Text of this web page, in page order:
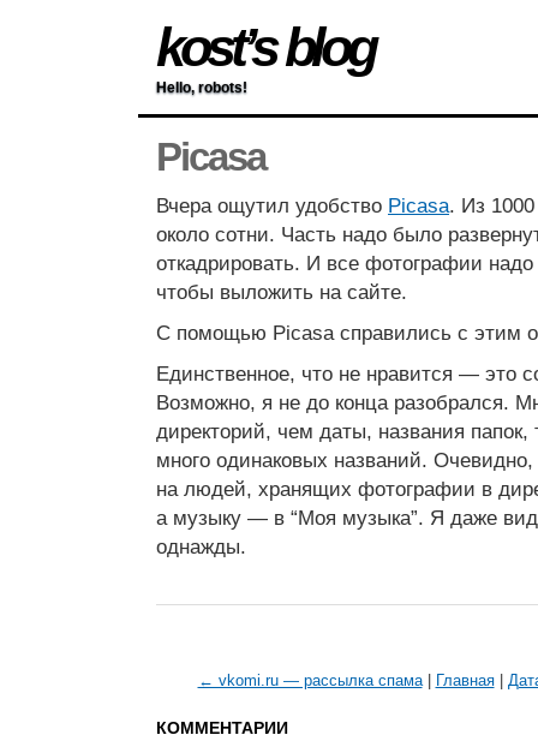
kost’s blog
Hello, robots!
Picasa
Вчера ощутил удобство Picasa. Из
около сотни. Часть надо было
откадрировать. И все фотографии
чтобы выложить на сайте.
С помощью Picasa справились с этим
Единственное, что не нравится — это
Возможно, я не до конца разобрался.
директорий, чем даты, названия
много одинаковых названий.
на людей, хранящих фотографии в
а музыку — в “Моя музыка”. Я даже
однажды.
← vkomi.ru — рассылка спама| Главная|
КОММЕНТАРИИ